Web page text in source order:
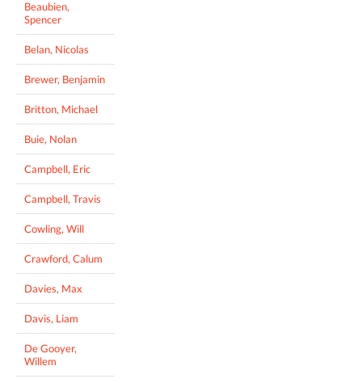
Beaubien,
Spencer
Belan, Nicolas
Brewer, Benjamin
Britton, Michael
Buie, Nolan
Campbell, Eric
Campbell, Travis
Cowling, Will
Crawford, Calum
Davies, Max
Davis, Liam
De Gooyer,
Willem